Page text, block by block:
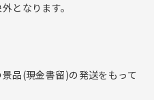
となります。
品(現金書留)の発送をもって